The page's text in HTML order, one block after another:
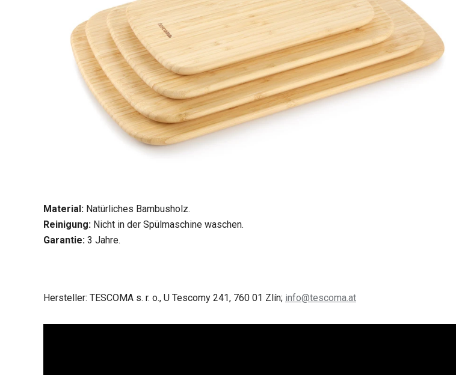
Material: Natürliches Bambusholz.
Reinigung: Nicht in der Spülmaschine waschen.
Garantie: 3 Jahre.
Hersteller: TESCOMA s. r. o., U Tescomy 241, 760 01 Zlín; info@tescoma.at